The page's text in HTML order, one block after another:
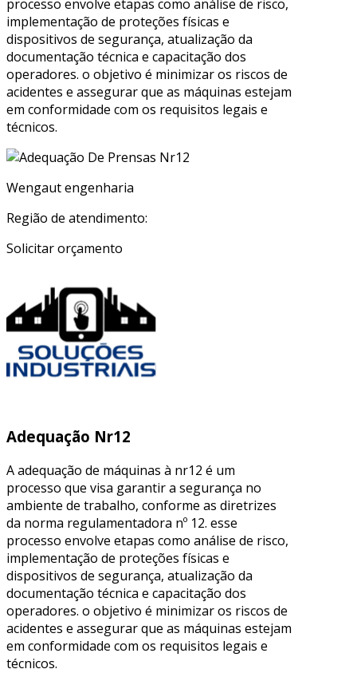
processo envolve etapas como análise de risco,
implementação de proteções físicas e
dispositivos de segurança, atualização da
documentação técnica e capacitação dos
operadores. o objetivo é minimizar os riscos de
acidentes e assegurar que as máquinas estejam
em conformidade com os requisitos legais e
técnicos.
Wengaut engenharia
Região de atendimento:
Solicitar orçamento
Adequação Nr12
A adequação de máquinas à nr12 é um
processo que visa garantir a segurança no
ambiente de trabalho, conforme as diretrizes
da norma regulamentadora nº 12. esse
processo envolve etapas como análise de risco,
implementação de proteções físicas e
dispositivos de segurança, atualização da
documentação técnica e capacitação dos
operadores. o objetivo é minimizar os riscos de
acidentes e assegurar que as máquinas estejam
em conformidade com os requisitos legais e
técnicos.